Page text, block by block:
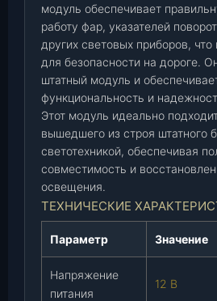
т
х
н
и
к
о
й
Г
-
3
0
модуль обеспечивает
работу фар, указателей
других световых приборов,
для безопасности на дороге.
штатный модуль и
функциональность и
Этот модуль идеально
вышедшего из строя штатного
светотехникой, обеспечивая
совместимость и
освещения.
ТЕХНИЧЕСКИЕ
Параметр Значение
Напряжение
питания
12 В